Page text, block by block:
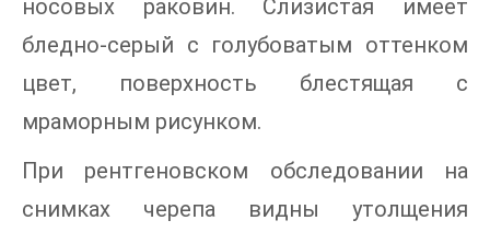
носовых раковин. Слизистая имеет
бледно-серый с голубоватым оттенком
цвет, поверхность блестящая с
мраморным рисунком.
При рентгеновском обследовании на
снимках черепа видны утолщения